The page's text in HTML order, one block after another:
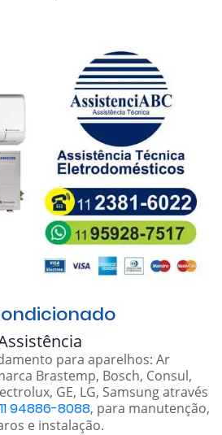
para aparelhos: Ar
Brastemp, Bosch, Consul,
GE, LG, Samsung através
11 94886-8088, para manutenção,
e instalação.